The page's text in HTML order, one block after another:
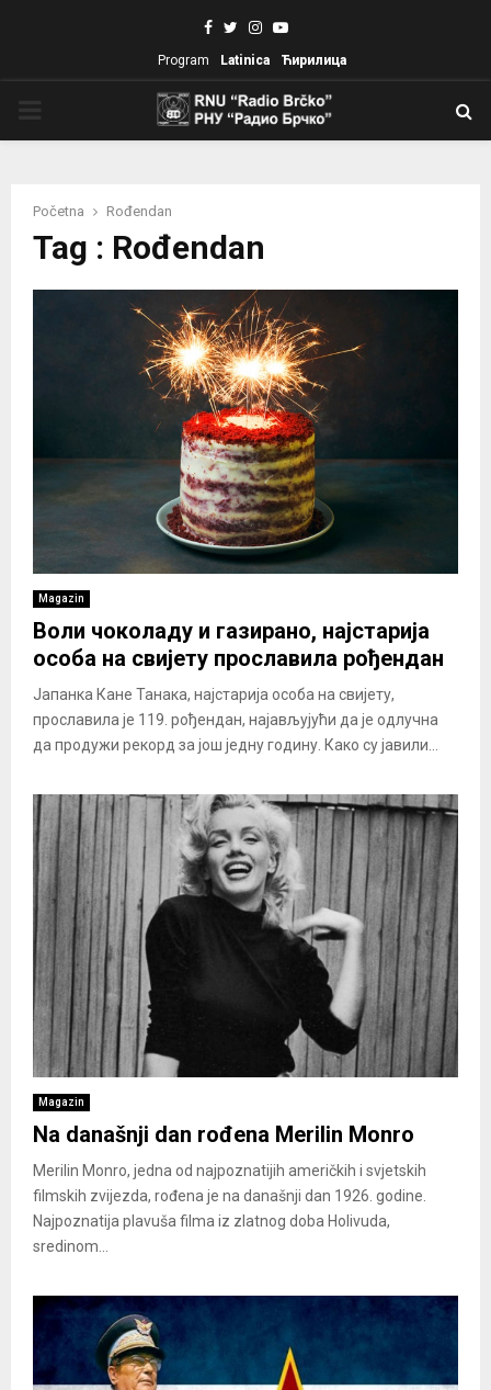
Facebook
TwitterInstagram
Youtube
Program Latinica Ћирилица
Početna Rođendan
Tag : Rođendan
Magazin
Воли чоколаду и газирано, најстарија
особа на свијету прославила рођендан
Јапанка Кане Танака, најстарија особа на свијету,
прославила је 119. рођендан, најављујући да је одлучна
да продужи рекорд за још једну годину. Како су јавили...
Magazin
Na današnji dan rođena Merilin Monro
Merilin Monro, jedna od najpoznatijih američkih i svjetskih
filmskih zvijezda, rođena je na današnji dan 1926. godine.
Najpoznatija plavuša filma iz zlatnog doba Holivuda,
sredinom...